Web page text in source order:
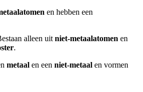
en hebben een
alleen uitniet-metaalatomen en
.
metaal en een niet-metaal en vormen